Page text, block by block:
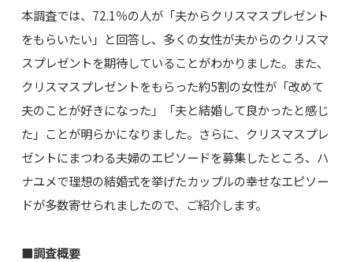
本調査では、72.1％の人が「夫からクリスマスプレゼント
をもらいたい」と回答し、多くの女性が夫からのクリスマ
スプレゼントを期待していることがわかりました。また、
クリスマスプレゼントをもらった約5割の女性が「改めて
夫のことが好きになった」「夫と結婚して良かったと感じ
た」ことが明らかになりました。さらに、クリスマスプレ
ゼントにまつわる夫婦のエピソードを募集したところ、ハ
ナユメで理想の結婚式を挙げたカップルの幸せなエピソー
ドが多数寄せられましたので、ご紹介します。
■調査概要